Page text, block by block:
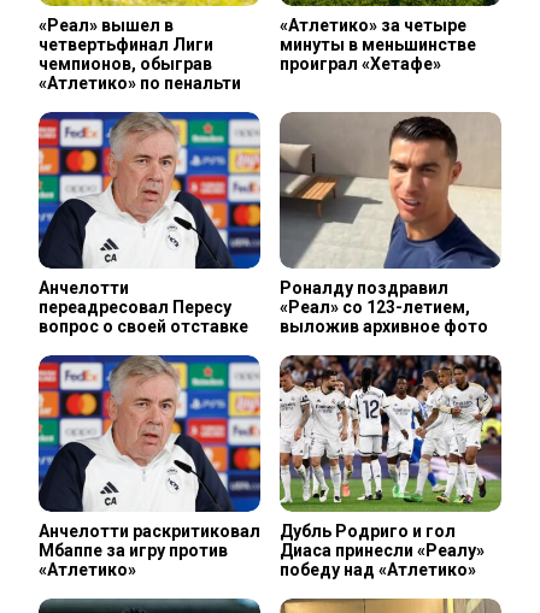
«Реал» вышел в
четвертьфинал Лиги
чемпионов, обыграв
«Атлетико» по пенальти
«Атлетико» за четыре
минуты в меньшинстве
проиграл «Хетафе»
Анчелотти
переадресовал Пересу
вопрос о своей отставке
Роналду поздравил
«Реал» со 123-летием,
выложив архивное фото
Анчелотти раскритиковал
Мбаппе за игру против
«Атлетико»
Дубль Родриго и гол
Диаса принесли «Реалу»
победу над «Атлетико»